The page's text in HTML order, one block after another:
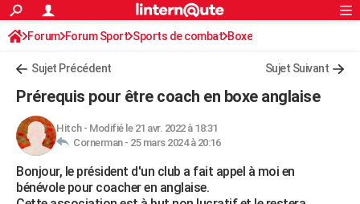
ACTUALITÉS
Politique
Société
Faits Divers
Education
Monde
Villes
+
FINANCE
Retraite
Impôts
Epargne
Immobilier
Risques naturels par ville
Banque
Assurance
Crédit
AUTO
Essais
Réserver un essai
Citadines
Berlines
SUV
Forum auto
+HIGH-TECH
S'inscrire
Connexion
Forum Forum Sport Sports de combat Boxe
Sujet Précédent Sujet Suivant
Prérequis pour être coach en boxe anglaise
Hitch- Modifié le 21 avr. 2022 à 18:31
Cornerman - 25 mars 2024 à 20:16
Bonjour, le président d'un club a fait appel à moi en
bénévole pour coacher en anglaise.